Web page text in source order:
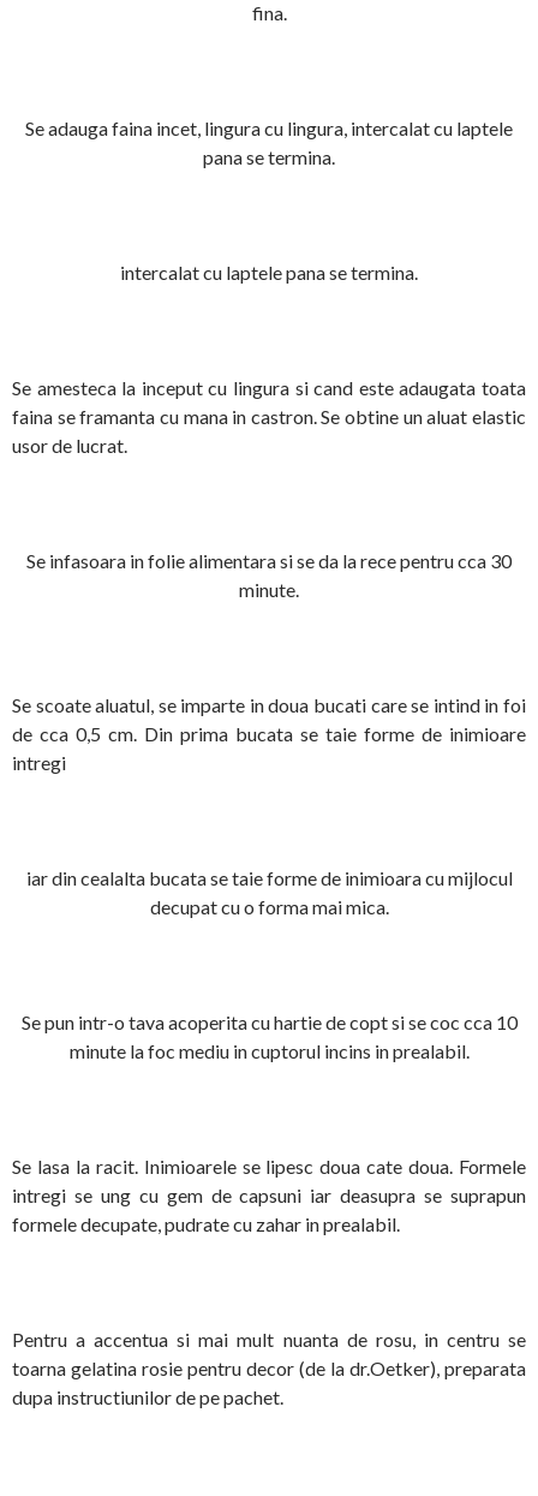
fina.
Se adauga faina incet, lingura cu lingura, intercalat cu laptele
pana se termina.
intercalat cu laptele pana se termina.
Se amesteca la inceput cu lingura si cand este adaugata toata
faina se framanta cu mana in castron. Se obtine un aluat elastic
usor de lucrat.
Se infasoara in folie alimentara si se da la rece pentru cca 30
minute.
Se scoate aluatul, se imparte in doua bucati care se intind in foi
de cca 0,5 cm. Din prima bucata se taie forme de inimioare
intregi
iar din cealalta bucata se taie forme de inimioara cu mijlocul
decupat cu o forma mai mica.
Se pun intr-o tava acoperita cu hartie de copt si se coc cca 10
minute la foc mediu in cuptorul incins in prealabil.
Se lasa la racit. Inimioarele se lipesc doua cate doua. Formele
intregi se ung cu gem de capsuni iar deasupra se suprapun
formele decupate, pudrate cu zahar in prealabil.
Pentru a accentua si mai mult nuanta de rosu, in centru se
toarna gelatina rosie pentru decor (de la dr.Oetker), preparata
dupa instructiunilor de pe pachet.